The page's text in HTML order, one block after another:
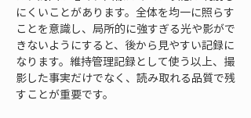
にくいことがあります。全体を均一に照らす
ことを意識し、局所的に強すぎる光や影がで
きないようにすると、後から見やすい記録に
なります。維持管理記録として使う以上、撮
影した事実だけでなく、読み取れる品質で残
すことが重要です。